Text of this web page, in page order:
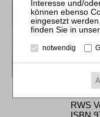
Schaaf
RWS-
4.,
RWS
ISBN
notwendig